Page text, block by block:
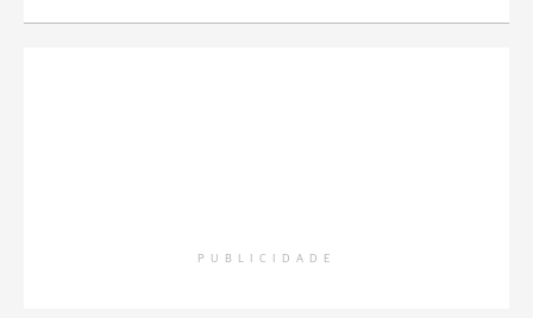
PUBLICIDADE